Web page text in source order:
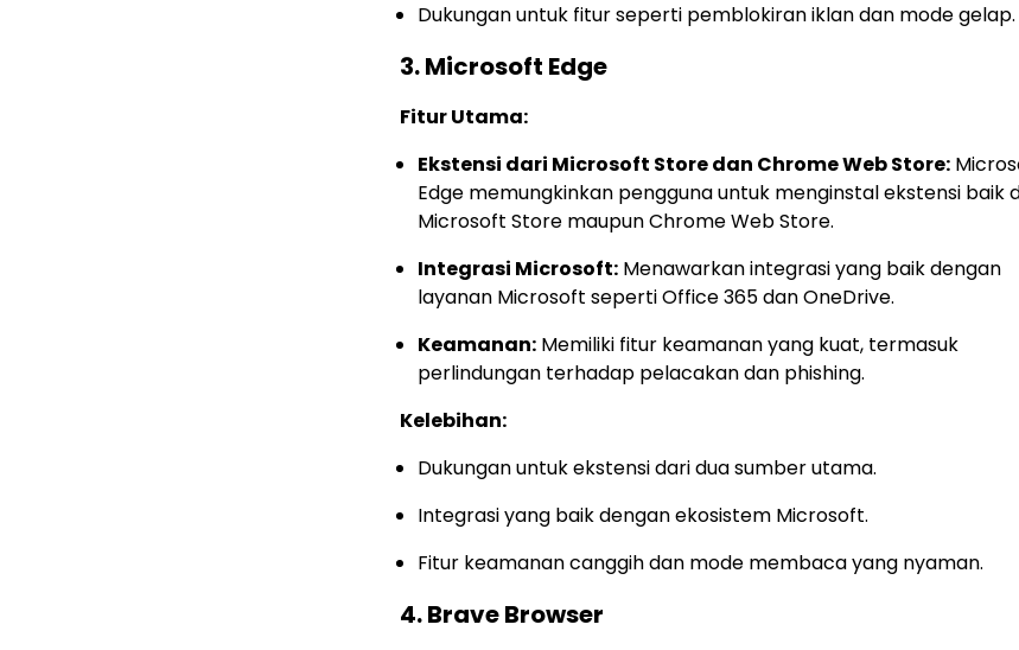
Dukungan untuk fitur seperti pemblokiran iklan dan mode gelap.
3.Microsoft Edge
Fitur Utama:
Ekstensi dari Microsoft Store dan Chrome Web Store:
Edge memungkinkan pengguna untuk menginstal ekstensi baik
Microsoft Store maupun Chrome Web Store.
Integrasi Microsoft: Menawarkan integrasi yang baik dengan
layanan Microsoft seperti Office 365 dan OneDrive.
Keamanan: Memiliki fitur keamanan yang kuat, termasuk
perlindungan terhadap pelacakan dan phishing.
Kelebihan:
Dukungan untuk ekstensi dari dua sumber utama.
Integrasi yang baik dengan ekosistem Microsoft.
Fitur keamanan canggih dan mode membaca yang nyaman.
4.Brave Browser